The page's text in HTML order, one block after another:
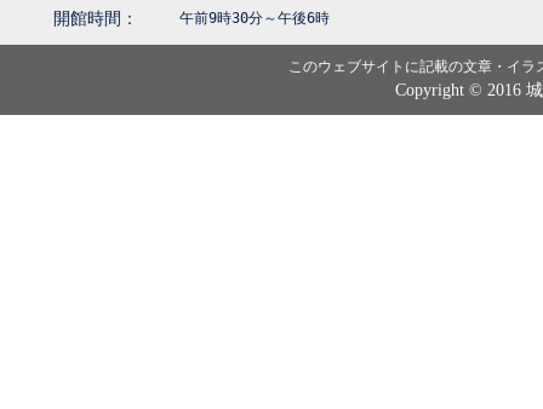
開館時間： 午前9時30分～午後6時
このウェブサイトに記載の文章・イ
Copyright © 2016